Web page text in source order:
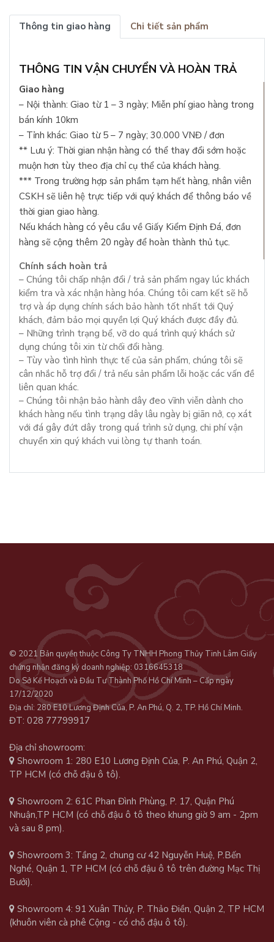
Thông tin giao hàng Chi tiết sản phẩm
THÔNG TIN VẬN CHUYỂN VÀ HOÀN TRẢ
Giao hàng
– Nội thành: Giao từ 1 – 3 ngày; Miễn phí giao hàng trong
bán kính 10km
– Tỉnh khác: Giao từ 5 – 7 ngày; 30.000 VNĐ / đơn
** Lưu ý: Thời gian nhận hàng có thể thay đổi sớm hoặc
muộn hơn tùy theo địa chỉ cụ thể của khách hàng.
*** Trong trường hợp sản phầm tạm hết hàng, nhân viên
CSKH sẽ liên hệ trực tiếp với quý khách để thông báo về
thời gian giao hàng.
Nếu khách hàng có yêu cầu về Giấy Kiểm Định Đá, đơn
hàng sẽ cộng thêm 20 ngày để hoàn thành thủ tục.
Chính sách hoàn trả
– Chúng tôi chấp nhận đổi / trả sản phẩm ngay lúc khách
kiểm tra và xác nhận hàng hóa. Chúng tôi cam kết sẽ hỗ
trợ và áp dụng chính sách bảo hành tốt nhất tới Quý
khách, đảm bảo mọi quyền lợi Quý khách được đầy đủ.
– Những trình trạng bể, vỡ do quá trình quý khách sử
dụng chúng tôi xin từ chối đổi hàng.
– Tùy vào tình hình thực tế của sản phẩm, chúng tôi sẽ
cân nhắc hỗ trợ đổi / trả nếu sản phẩm lỗi hoặc các vấn đề
liên quan khác.
– Chúng tôi nhận bảo hành dây đeo vĩnh viễn dành cho
khách hàng nếu tình trạng dây lâu ngày bị giãn nở, cọ xát
với đá gây đứt dây trong quá trình sử dụng, chi phí vận
chuyển xin quý khách vui lòng tự thanh toán.
© 2021 Bản quyền thuộc Công Ty TNHH Phong Thủy Tinh Lâm Giấy
chứng nhận đăng ký doanh nghiệp: 0316645318
Do Sở Kế Hoạch và Đầu Tư Thành Phố Hồ Chí Minh – Cấp ngày
17/12/2020
Địa chỉ: 280 E10 Lương Định Của, P. An Phú, Q. 2, TP. Hồ Chí Minh.
ĐT: 028 77799917
Địa chỉ showroom:
Showroom 1: 280 E10 Lương Định Của, P. An Phú, Quận 2,
TP HCM (có chỗ đậu ô tô).
Showroom 2: 61C Phan Đình Phùng, P. 17, Quận Phú
Nhuận,TP HCM (có chỗ đậu ô tô theo khung giờ 9 am - 2pm
và sau 8 pm).
Showroom 3: Tầng 2, chung cư 42 Nguyễn Huệ, P.Bến
Nghé, Quận 1, TP HCM (có chỗ đậu ô tô trên đường Mạc Thị
Bưởi).
Showroom 4: 91 Xuân Thủy, P. Thảo Điền, Quận 2, TP HCM
(khuôn viên cà phê Cộng - có chỗ đậu ô tô).